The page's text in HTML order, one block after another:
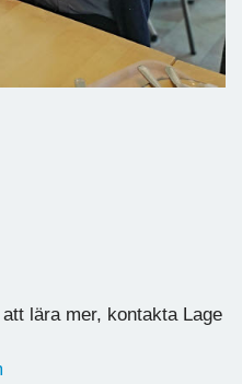
lära mer, kontakta Lage